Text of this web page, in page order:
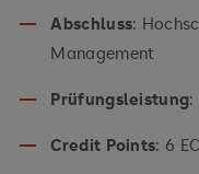
Abschluss:
Management
Prüfungsleistung:
Credit Points: 6